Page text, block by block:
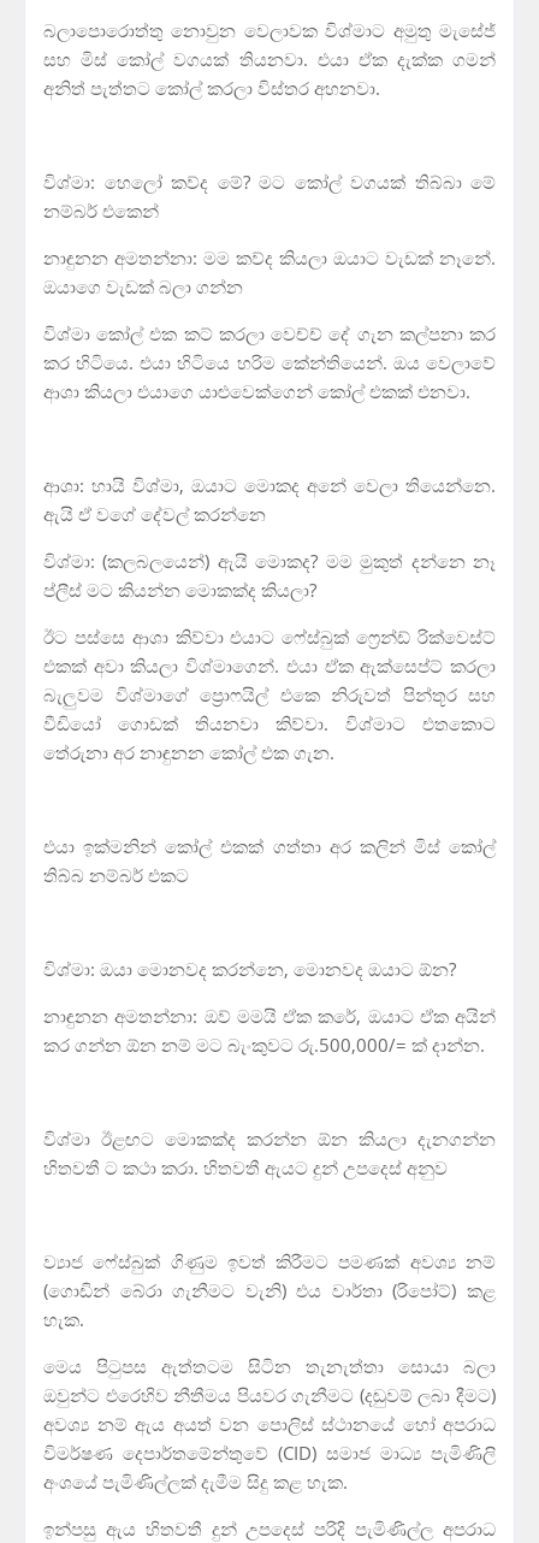
බලාපොරොත්තු නොවුන වෙලාවක විශ්මාට අමුතු මැසේජ්
සහ මිස් කෝල් වගයක් තියනවා. එයා ඒක දැක්ක ගමන්
අනිත් පැත්තට කෝල් කරලා විස්තර අහනවා.
විශ්මා: හෙලෝ කව්ද මේ? මට කෝල් වගයක් තිබ්බා මේ
නම්බර් එකෙන්
නාඳුනන අමතන්නා: මම කව්ද කියලා ඔයාට වැඩක් නෑනේ.
ඔයාගෙ වැඩක් බලා ගන්න
විශ්මා කෝල් එක කට් කරලා වෙච්ච් දේ ගැන කල්පනා කර
කර හිටියෙ. එයා හිටියෙ හරිම කේන්තියෙන්. ඔය වෙලාවේ
ආශා කියලා එයාගෙ යාළුවෙක්ගෙන් කෝල් එකක් එනවා.
ආශා: හායි විශ්මා, ඔයාට මොකද අනේ වෙලා තියෙන්නෙ.
ඇයි ඒ වගේ දේවල් කරන්නෙ
විශ්මා: (කලබලයෙන්) ඇයි මොකද? මම මුකුත් දන්නෙ නෑ
ප්ලීස් මට කියන්න මොකක්ද කියලා?
ඊට පස්සෙ ආශා කිව්වා එයාට ෆේස්බුක් ෆ්‍රෙන්ඩ් රික්වෙස්ට්
එකක් අවා කියලා විශ්මාගෙන්. එයා ඒක ඇක්සෙප්ට් කරලා
බැලුවම විශ්මාගේ ප්‍රොෆයිල් එකෙ නිරුවත් පින්තූර සහ
වීඩියෝ ගොඩක් තියනවා කිව්වා. විශ්මාට එතකොට
තේරුනා අර නාඳුනන කෝල් එක ගැන.
එයා ඉක්මනින් කෝල් එකක් ගත්තා අර කලින් මිස් කෝල්
තිබ්බ නම්බර් එකට
විශ්මා: ඔයා මොනවද කරන්නෙ, මොනවද ඔයාට ඕන?
නාඳුනන අමතන්නා: ඔව් මමයි ඒක කරේ, ඔයාට ඒක අයින්
කර ගන්න ඕන නම් මට බැංකුවට රු.500,000/= ක් දාන්න.
විශ්මා ඊළඟට මොකක්ද කරන්න ඕන කියලා දැනගන්න
හිතවතී ට කථා කරා. හිතවතී ඇයට දුන් උපදෙස් අනුව
ව්‍යාජ ෆේස්බුක් ගිණුම ඉවත් කිරීමට පමණක් අවශ්‍ය නම්
(ගොඩින් බේරා ගැනීමට වැනි) එය වාර්තා (රිපෝට්) කළ
හැක.
මෙය පිටුපස ඇත්තටම සිටින තැනැත්තා සොයා බලා
ඔවුන්ට එරෙහිව නීතීමය පියවර ගැනීමට (දඬුවම් ලබා දීමට)
අවශ්‍ය නම් ඇය අයත් වන පොලිස් ස්ථානයේ හෝ අපරාධ
විමර්ෂණ දෙපාර්තමේන්තුවේ (CID) සමාජ මාධ්‍ය පැමිණිලි
අංශයේ පැමිණිල්ලක් දැමීම සිදු කළ හැක.
ඉන්පසු ඇය හිතවතී දුන් උපදෙස් පරිදි පැමිණිල්ල අපරාධ